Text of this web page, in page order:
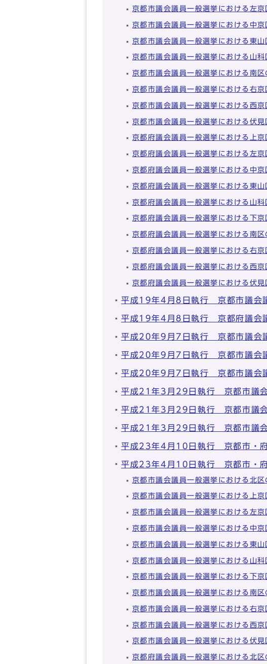
京都市議会議員一般選挙における左
京都市議会議員一般選挙における中
京都市議会議員一般選挙における東
京都市議会議員一般選挙における山
京都市議会議員一般選挙における南
京都市議会議員一般選挙における右
京都市議会議員一般選挙における西
京都市議会議員一般選挙における伏
京都府議会議員一般選挙における上
京都府議会議員一般選挙における左
京都府議会議員一般選挙における中
京都府議会議員一般選挙における東
京都府議会議員一般選挙における山
京都府議会議員一般選挙における下
京都府議会議員一般選挙における南
京都府議会議員一般選挙における右
京都府議会議員一般選挙における西
京都府議会議員一般選挙における伏
平成19年4月8日執行 京都市議会
平成19年4月8日執行 京都府議会
平成20年9月7日執行 京都市議会
平成20年9月7日執行 京都市議会
平成20年9月7日執行 京都市議会
平成21年3月29日執行 京都市議
平成21年3月29日執行 京都市議会
平成21年3月29日執行 京都市議
平成23年4月10日執行 京都市・
平成23年4月10日執行 京都市・府
京都市議会議員一般選挙における北
京都市議会議員一般選挙における上
京都市議会議員一般選挙における左
京都市議会議員一般選挙における中
京都市議会議員一般選挙における東
京都市議会議員一般選挙における山
京都市議会議員一般選挙における下
京都市議会議員一般選挙における南
京都市議会議員一般選挙における右
京都市議会議員一般選挙における西
京都市議会議員一般選挙における伏
京都府議会議員一般選挙における北